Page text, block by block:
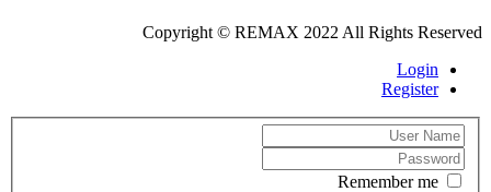
Copyright © REMAX 2022 All Rights Reserved
Login
Register
Remember me